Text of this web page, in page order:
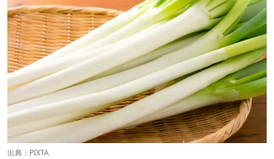
出典：PIXTA